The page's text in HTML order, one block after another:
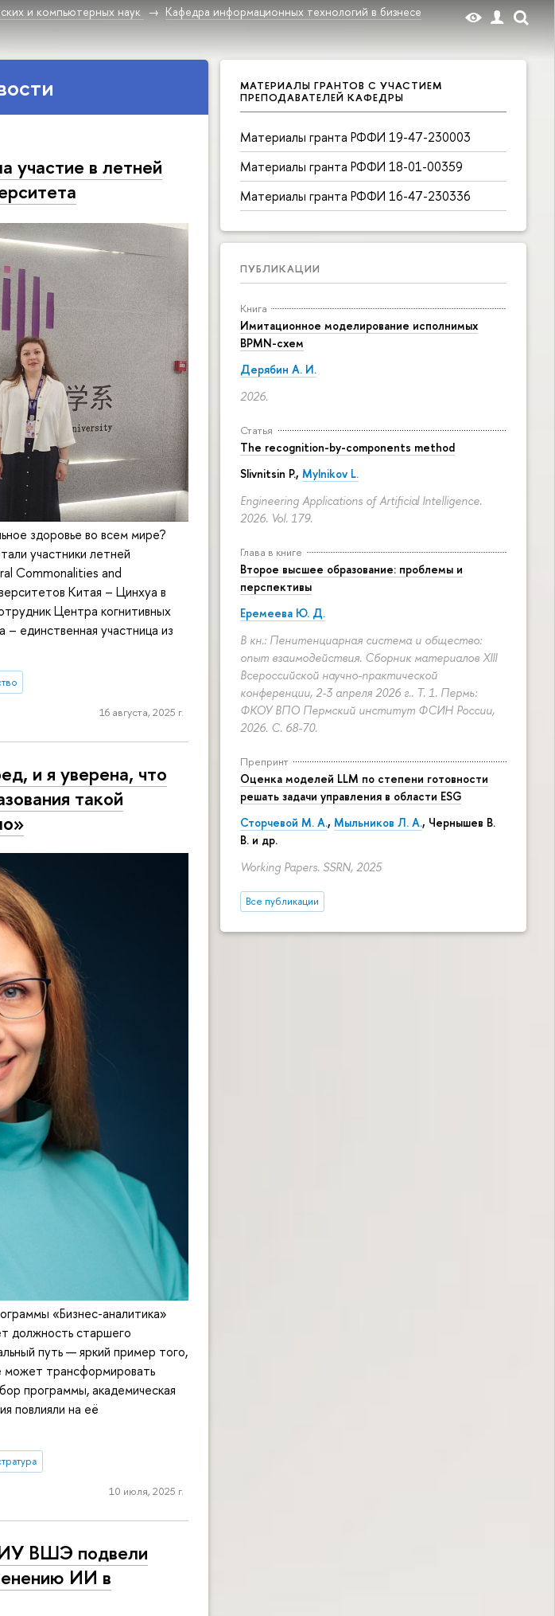
и компьютерных наук
Кафедра информационных технологий в бизнесе
МАТЕРИАЛЫ ГРАНТОВ С УЧАСТИЕМ
ПРЕПОДАВАТЕЛЕЙ КАФЕДРЫ
Материалы гранта РФФИ 19-47-230003
Материалы гранта РФФИ 18-01-00359
Материалы гранта РФФИ 16-47-230336
ПУБЛИКАЦИИ
Книга
Имитационное моделирование исполнимых
BPMN-схем
Дерябин А. И.
2026.
Статья
The recognition-by-components method
Slivnitsin P., Mylnikov L.
Engineering Applications of Artificial Intelligence.
2026. Vol. 179.
Глава в книге
Второе высшее образование: проблемы и
перспективы
Еремеева Ю. Д.
В кн.: Пенитенциарная система и общество:
опыт взаимодействия. Сборник материалов XIII
Всероссийской научно-практической
конференции, 2-3 апреля 2026 г.. Т. 1. Пермь:
ФКОУ ВПО Пермский институт ФСИН России,
2026. С. 68-70.
Препринт
Оценка моделей LLM по степени готовности
решать задачи управления в области ESG
Сторчевой М. А., Мыльников Л. А., Чернышев В.
В. и др.
Working Papers. SSRN, 2025
Все публикации
участие в летней
здоровье во всем мире?
участники летней
Commonalities and
Китая – Цинхуа в
Центра когнитивных
единственная участница из
16 августа, 2025 г.
и я уверена, что
такой
«Бизнес-аналитика»
должность старшего
путь — яркий пример того,
может трансформировать
программы, академическая
повлияли на её
10 июля, 2025 г.
ВШЭ подвели
ИИ в